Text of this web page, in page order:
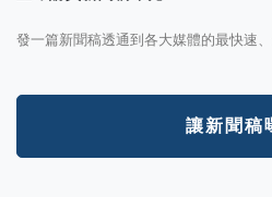
發一篇新聞稿透通到各大媒體的最快速
讓新聞稿